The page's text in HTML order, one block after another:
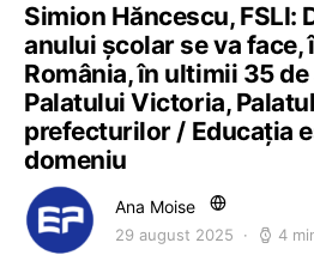
Simion Hăncescu, FSLI:
anului școlar se va face,
România, în ultimii 35
Palatului Victoria,
prefecturilor / Educația
domeniu
Ana Moise
29 august 2025 4